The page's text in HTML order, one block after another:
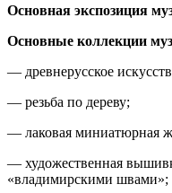
Основная экспозиция
Основные коллекции
— древнерусское
— резьба по дереву;
— лаковая миниатюрная
— художественная
«владимирскими швами»;